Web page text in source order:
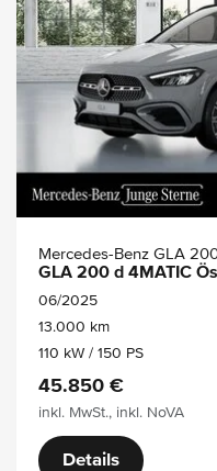
Mercedes-Benz GLA
GLA 200 d 4MATIC
06/2025
13.000 km
110 kW / 150 PS
45.850 €
inkl. MwSt., inkl. NoVA
Details